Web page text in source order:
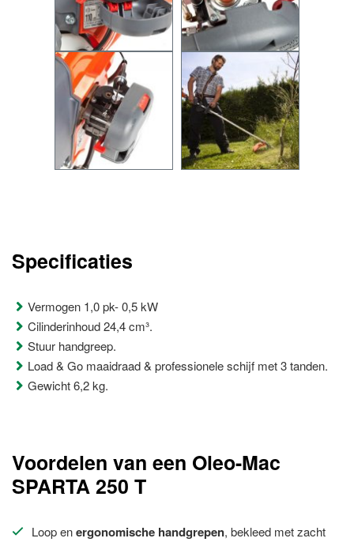
Specificaties
Vermogen 1,0 pk- 0,5 kW
Cilinderinhoud 24,4 cm³.
Stuur handgreep.
Load & Go maaidraad & professionele schijf met 3 tanden.
Gewicht 6,2 kg.
Voordelen van een Oleo-Mac
SPARTA 250 T
Loop energonomische handgrepen, bekleed met zacht